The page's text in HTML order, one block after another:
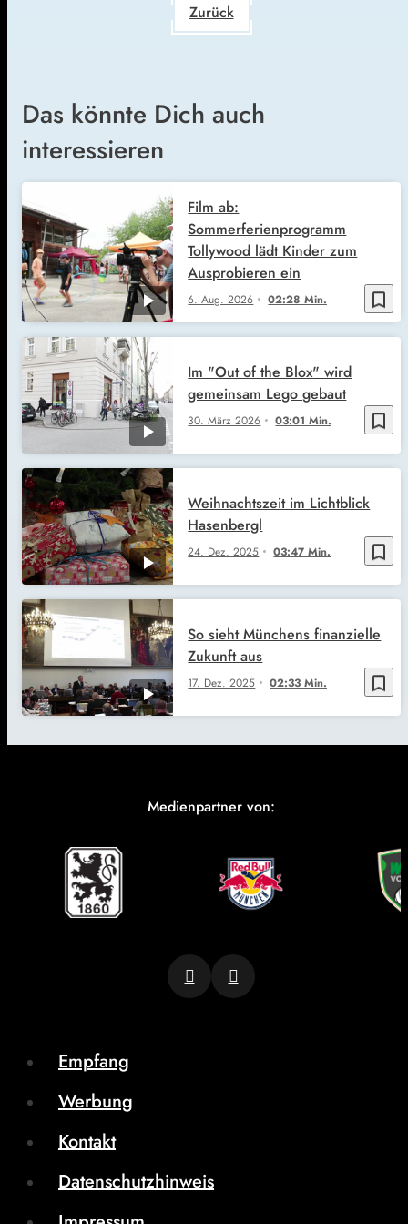
Zurück
Das könnte Dich auch
interessieren
bookmark_border
6. Aug. 2026 02:28 Min.
Film ab:
Sommerferienprogramm
Tollywood lädt Kinder zum
Ausprobieren ein
bookmark_border
30. März 2026 03:01 Min.
Im "Out of the Blox" wird
gemeinsam Lego gebaut
bookmark_border
24. Dez. 2025 03:47 Min.
Weihnachtszeit im Lichtblick
Hasenbergl
bookmark_border
17. Dez. 2025 02:33 Min.
So sieht Münchens finanzielle
Zukunft aus
Medienpartner von:
Empfang
Werbung
Kontakt
Datenschutzhinweis